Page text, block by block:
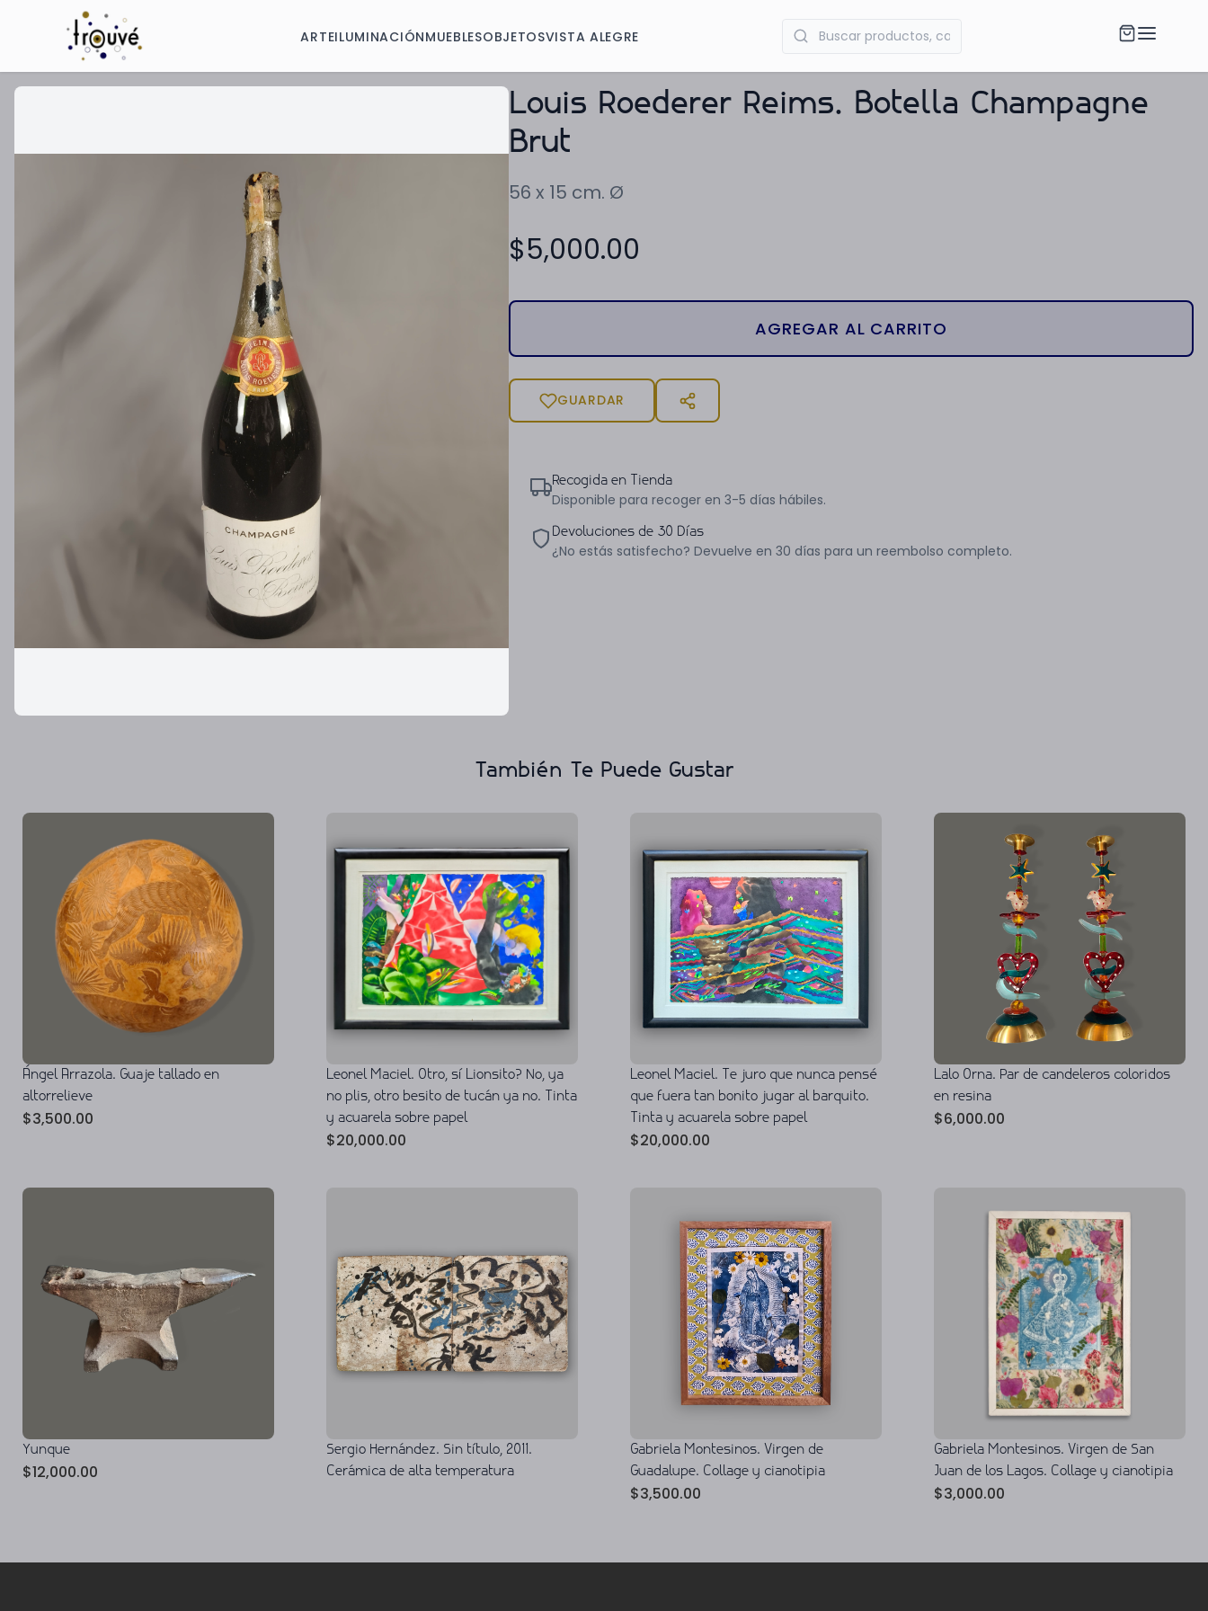
ARTEILUMINACIÓNMUEBLESOBJETOSVISTA ALEGRE
Louis Roederer Reims. Botella Champagne
Brut
56 x 15 cm. Ø
$5,000.00
AGREGAR AL CARRITO
GUARDAR
Recogida en Tienda
Disponible para recoger en 3-5 días hábiles.
Devoluciones de 30 Días
¿No estás satisfecho? Devuelve en 30 días para un reembolso completo.
También Te Puede Gustar
Ángel Arrazola. Guaje tallado en
altorrelieve
$3,500.00
Leonel Maciel. Otro, sí Lionsito? No, ya
no plis, otro besito de tucán ya no. Tinta
y acuarela sobre papel
$20,000.00
Leonel Maciel. Te juro que nunca pensé
que fuera tan bonito jugar al barquito.
Tinta y acuarela sobre papel
$20,000.00
Lalo Orna. Par de candeleros coloridos
en resina
$6,000.00
Yunque
$12,000.00
Sergio Hernández. Sin título, 2011.
Cerámica de alta temperatura
Gabriela Montesinos. Virgen de
Guadalupe. Collage y cianotipia
$3,500.00
Gabriela Montesinos. Virgen de San
Juan de los Lagos. Collage y cianotipia
$3,000.00